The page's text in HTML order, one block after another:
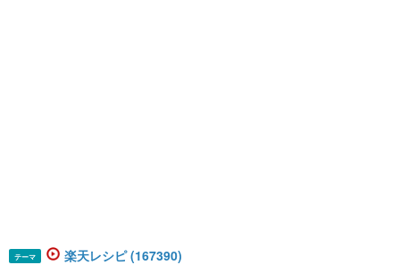
テーマ 楽天レシピ (167390)